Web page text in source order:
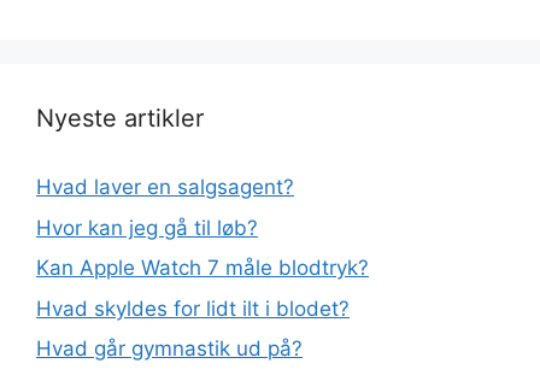
Nyeste artikler
Hvad laver en salgsagent?
Hvor kan jeg gå til løb?
Kan Apple Watch 7 måle blodtryk?
Hvad skyldes for lidt ilt i blodet?
Hvad går gymnastik ud på?